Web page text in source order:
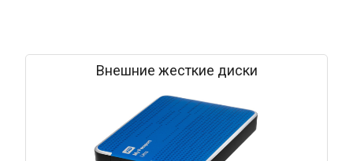
Внешние жесткие диски